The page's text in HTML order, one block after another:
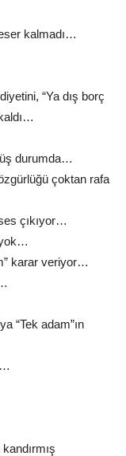
kalmadı…
“Ya dış borç
durumda…
çoktan rafa
çıkıyor…
karar veriyor…
“Tek adam”ın